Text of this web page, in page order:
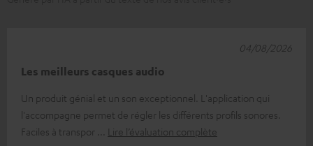
Les meilleurs casques audio
Un produit génial et un son exceptionnel. L'application qui
l'accompagne permet de régler les différents profils sonores.
Faciles à transpor
Lire l’évaluation complète
04/08/2026